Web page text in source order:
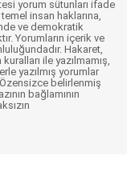
yorum sütunları ifade
insan haklarına,
ve demokratik
Yorumların içerik ve
Hakaret,
ile yazılmamış,
yazılmış yorumlar
belirlenmiş
bağlamının